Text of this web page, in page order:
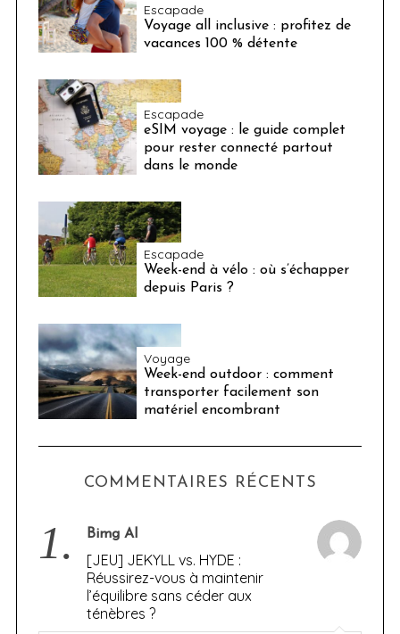
Escapade
Voyage all inclusive : profitez de
vacances 100 % détente
Escapade
eSIM voyage : le guide complet
pour rester connecté partout
dans le monde
Escapade
Week-end à vélo : où s’échapper
depuis Paris ?
Voyage
Week-end outdoor : comment
transporter facilement son
matériel encombrant
COMMENTAIRES RÉCENTS
1. Bimg AI
[JEU] JEKYLL vs. HYDE :
Réussirez-vous à maintenir
l’équilibre sans céder aux
ténèbres ?